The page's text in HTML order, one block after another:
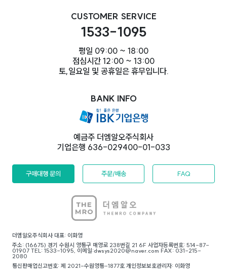
더엠알오주식회사 대표: 이화영
주소: (16675) 경기 수원시 영통구 매영로 238번길 21 6F 사업자등록번호: 514-87-
01907 TEL: 1533-1095, 이메일:dwsys2020@naver.com FAX: 031-215-
2080
통신판매업신고번호: 제 2021-수원영통-1877호 개인정보보호관리자: 이화영
CUSTOMER SERVICE
1533-1095
평일 09:00 ~ 18:00
점심시간 12:00 ~ 13:00
토,일요일 및 공휴일은 휴무입니다.
BANK INFO
예금주 더엠알오주식회사
기업은행 636-029400-01-033
구매대행 문의 주문/배송 FAQ